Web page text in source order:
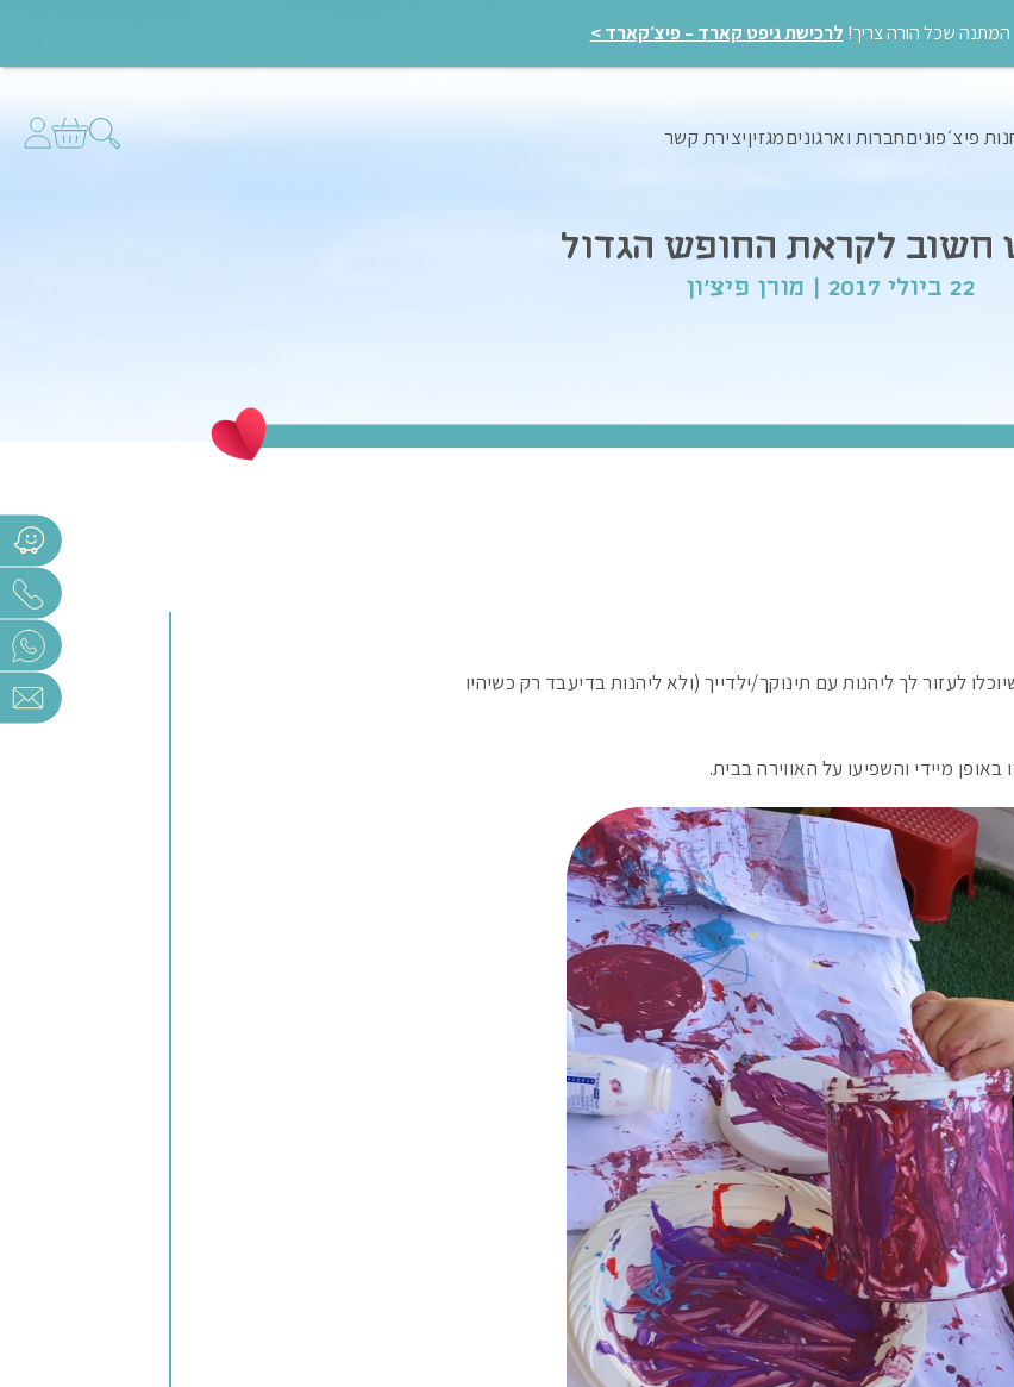
המתנה שכל הורה צריך! לרכישת גיפט קארד – פיצ׳קארד >
פיצ׳פוניםחברות וארגוניםמגזיןיצירת קשר
חשוב לקראת החופש הגדול
22 ביולי 2017 | מורן פיצ'ון
לעזור לך ליהנות עם תינוקך/ילדייך (ולא ליהנות בדיעבד רק כשיהיו
מיידי והשפיעו על האווירה בבית.